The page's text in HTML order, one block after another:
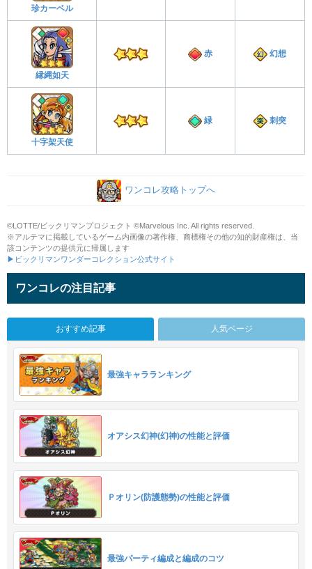
珍カーベル
縁縄如天
赤 幻想
十字架天使
緑 刺突
ワンコレ攻略トップへ
©LOTTE/ビックリマンプロジェクト ©Marvelous Inc. All rights reserved.
※アルテマに掲載しているゲーム内画像の著作権、商標権その他の知的財産権は、当
該コンテンツの提供元に帰属します
▶ビックリマンワンダーコレクション公式サイト
ワンコレの注目記事
おすすめ記事 人気ページ
最強キャラランキング
オアシス幻神(幻神)の性能と評価
Ｐオリン(防護態勢)の性能と評価
最強パーティ編成と編成のコツ